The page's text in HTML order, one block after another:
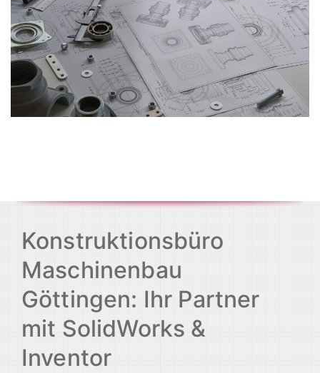
Konstruktionsbüro
Maschinenbau
Göttingen: Ihr Partner
mit SolidWorks &
Inventor